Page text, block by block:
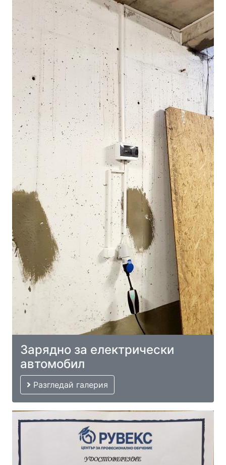
Зарядно за електрически
автомобил
Разгледай галерия